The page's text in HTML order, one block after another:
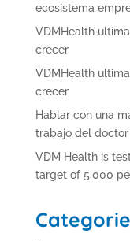
ecosistema
VDMHealth
crecer
VDMHealth
crecer
Hablar con una
trabajo del doctor
VDM Health is
target of 5,000